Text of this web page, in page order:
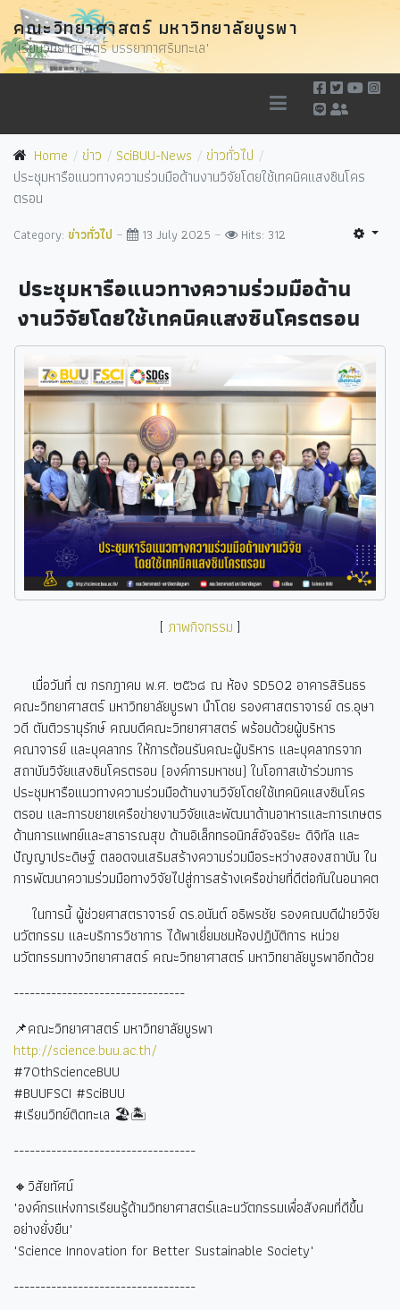
คณะวิทยาศาสตร์ มหาวิทยาลัยบูรพา
"เรียนวิทยาศาสตร์ บรรยากาศริมทะเล"
Home ข่าว SciBUU-News
ข่าวทั่วไป
ประชุมหารือแนวทางความร่วมมือด้านงานวิจัยโดยใช้เทคนิคแสงซินโคร
ตรอน
Category: ข่าวทั่วไป 13 July 2025 Hits: 312
ประชุมหารือแนวทางความร่วมมือด้าน
งานวิจัยโดยใช้เทคนิคแสงซินโครตรอน
[ ภาพกิจกรรม ]
เมื่อวันที่ ๗ กรกฎาคม พ.ศ. ๒๕๖๘ ณ ห้อง SD502 อาคารสิรินธร
คณะวิทยาศาสตร์ มหาวิทยาลัยบูรพา นำโดย รองศาสตราจารย์ ดร.อุษา
วดี ตันติวรานุรักษ์ คณบดีคณะวิทยาศาสตร์ พร้อมด้วยผู้บริหาร
คณาจารย์ และบุคลากร ให้การต้อนรับคณะผู้บริหาร และบุคลากรจาก
สถาบันวิจัยแสงซินโครตรอน (องค์การมหาชน) ในโอกาสเข้าร่วมการ
ประชุมหารือแนวทางความร่วมมือด้านงานวิจัยโดยใช้เทคนิคแสงซินโคร
ตรอน และการขยายเครือข่ายงานวิจัยและพัฒนาด้านอาหารและการเกษตร
ด้านการแพทย์และสาธารณสุข ด้านอิเล็กทรอนิกส์อัจฉริยะ ดิจิทัล และ
ปัญญาประดิษฐ์ ตลอดจนเสริมสร้างความร่วมมือระหว่างสองสถาบัน ใน
การพัฒนาความร่วมมือทางวิจัยไปสู่การสร้างเครือข่ายที่ดีต่อกันในอนาคต
ในการนี้ ผู้ช่วยศาสตราจารย์ ดร.อนันต์ อธิพรชัย รองคณบดีฝ่ายวิจัย
นวัตกรรม และบริการวิชาการ ได้พาเยี่ยมชมห้องปฏิบัติการ หน่วย
นวัตกรรมทางวิทยาศาสตร์ คณะวิทยาศาสตร์ มหาวิทยาลัยบูรพาอีกด้วย
--------------------------------
📌คณะวิทยาศาสตร์ มหาวิทยาลัยบูรพา
http://science.buu.ac.th/
#70thScienceBUU
#BUUFSCI #SciBUU
#เรียนวิทย์ติดทะเล 🏖🏝
----------------------------------
🔸วิสัยทัศน์
"องค์กรแห่งการเรียนรู้ด้านวิทยาศาสตร์และนวัตกรรมเพื่อสังคมที่ดีขึ้น
อย่างยั่งยืน"
"Science Innovation for Better Sustainable Society"
----------------------------------